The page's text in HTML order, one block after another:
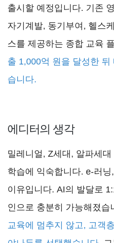
출시할 예정입니다. 기존
자기계발, 동기부여, 헬스
스를 제공하는 종합 교육
출 1,000억 원을 달성한
습니다.
에디터의 생각
밀레니얼, Z세대, 알파세
학습에 익숙합니다. e-러
이유입니다. AI의 발달로
인으로 충분히 가능해졌습
교육에 멈추지 않고, 고객